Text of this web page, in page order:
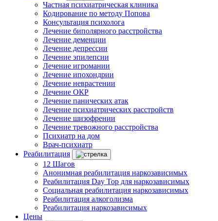
Частная психиатрическая клиника
Кодирование по методу Попова
Консультация психолога
Лечение биполярного расстройства
Лечение деменции
Лечение депрессии
Лечение эпилепсии
Лечение игромании
Лечение ипохондрии
Лечение неврастении
Лечение ОКР
Лечение панических атак
Лечение психиатрических расстройств
Лечение шизофрении
Лечение тревожного расстройства
Психиатр на дом
Врач-психиатр
Реабилитация
12 Шагов
Анонимная реабилитация наркозависимых
Реабилитация Day Top для наркозависимых
Социальная реабилитация наркозависимых
Реабилитация алкоголизма
Реабилитация наркозависимых
Цены